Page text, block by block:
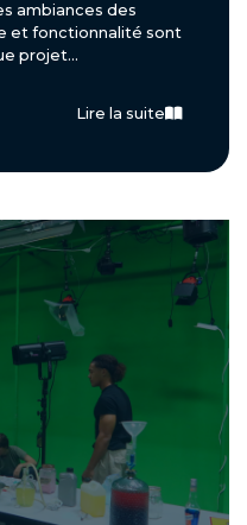
ambiances des
et fonctionnalité sont
projet...
Lire la suite